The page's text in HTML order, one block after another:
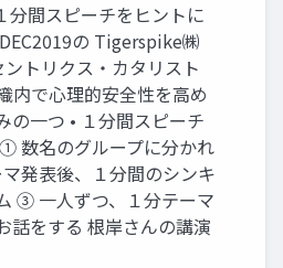
分間スピーチをヒントに
の Tigerspike㈱
トリクス・カタリスト
内で心理的安全性を高め
の一つ • １分間スピーチ
数名のグループに分かれ
発表後、１分間のシンキ
③ 一人ずつ、１分テーマ
話をする 根岸さんの講演